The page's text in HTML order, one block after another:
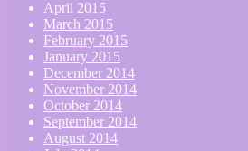
April 2015
March 2015
February 2015
January 2015
December 2014
November 2014
October 2014
September 2014
August 2014